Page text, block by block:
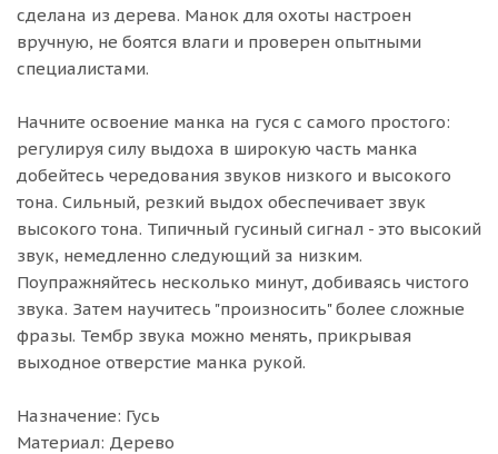
сделана из дерева. Манок для охоты настроен
вручную, не боятся влаги и проверен опытными
специалистами.
Начните освоение манка на гуся с самого простого:
регулируя силу выдоха в широкую часть манка
добейтесь чередования звуков низкого и высокого
тона. Сильный, резкий выдох обеспечивает звук
высокого тона. Типичный гусиный сигнал - это высокий
звук, немедленно следующий за низким.
Поупражняйтесь несколько минут, добиваясь чистого
звука. Затем научитесь "произносить" более сложные
фразы. Тембр звука можно менять, прикрывая
выходное отверстие манка рукой.
Назначение: Гусь
Материал: Дерево